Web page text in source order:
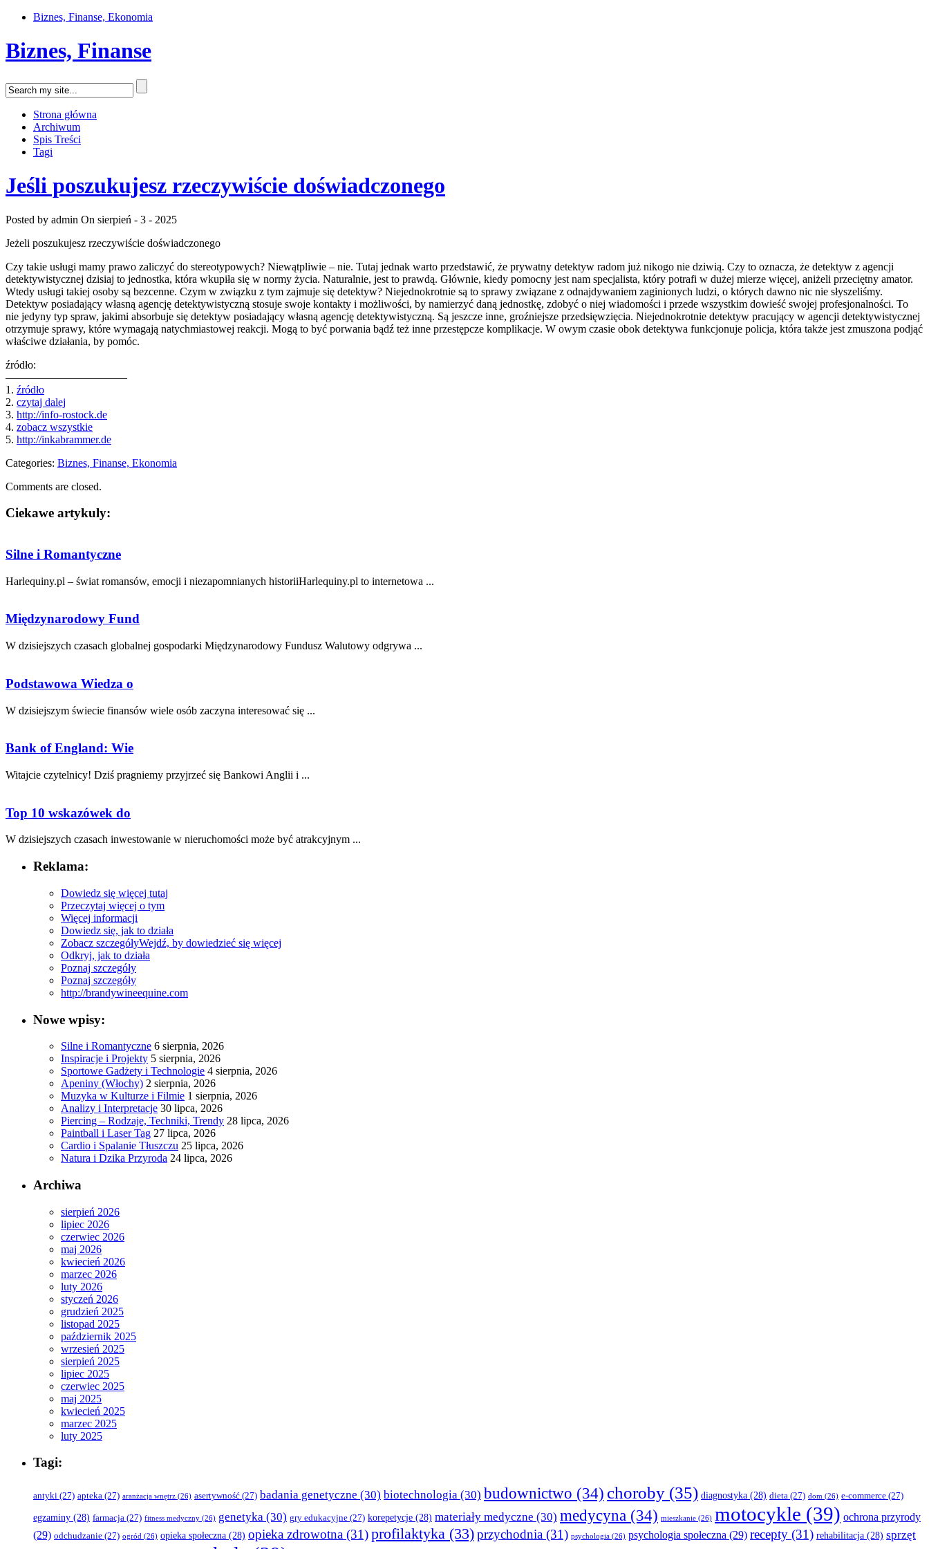
Biznes, Finanse, Ekonomia
Biznes, Finanse
Strona główna
Archiwum
Spis Treści
Tagi
Jeśli poszukujesz rzeczywiście doświadczonego
Posted by admin On sierpień - 3 - 2025
Jeżeli poszukujesz rzeczywiście doświadczonego
Czy takie usługi mamy prawo zaliczyć do stereotypowych? Niewątpliwie – nie. Tutaj jednak warto przedstawić, że prywatny detektyw radom już nikogo nie dziwią. Czy to oznacza, że detektyw z agencji
detektywistycznej dzisiaj to jednostka, która wkupiła się w normy życia. Naturalnie, jest to prawdą. Głównie, kiedy pomocny jest nam specjalista, który potrafi w dużej mierze więcej, aniżeli przeciętny amator.
Wtedy usługi takiej osoby są bezcenne. Czym w związku z tym zajmuje się detektyw? Niejednokrotnie są to sprawy związane z odnajdywaniem zaginionych ludzi, o których dawno nic nie słyszeliśmy.
Detektyw posiadający własną agencję detektywistyczną stosuje swoje kontakty i możliwości, by namierzyć daną jednostkę, zdobyć o niej wiadomości i przede wszystkim dowieść swojej profesjonalności. To
nie jedyny typ spraw, jakimi absorbuje się detektyw posiadający własną agencję detektywistyczną. Są jeszcze inne, groźniejsze przedsięwzięcia. Niejednokrotnie detektyw pracujący w agencji detektywistycznej
otrzymuje sprawy, które wymagają natychmiastowej reakcji. Mogą to być porwania bądź też inne przestępcze komplikacje. W owym czasie obok detektywa funkcjonuje policja, która także jest zmuszona podjąć
właściwe działania, by pomóc.
źródło:
———————————
1. źródło
2. czytaj dalej
3. http://info-rostock.de
4. zobacz wszystkie
5. http://inkabrammer.de
Categories: Biznes, Finanse, Ekonomia
Comments are closed.
Ciekawe artykuly:
Silne i Romantyczne
Harlequiny.pl – świat romansów, emocji i niezapomnianych historiiHarlequiny.pl to internetowa ...
Międzynarodowy Fund
W dzisiejszych czasach globalnej gospodarki Międzynarodowy Fundusz Walutowy odgrywa⁤ ...
Podstawowa Wiedza o
W dzisiejszym świecie finansów wiele osób zaczyna interesować się ...
Bank of England: Wie
Witajcie czytelnicy! Dziś pragniemy przyjrzeć ⁣się Bankowi Anglii i‍ ...
Top 10 wskazówek do
W dzisiejszych ‍czasach‍ inwestowanie w nieruchomości może być atrakcyjnym ...
Reklama:
Dowiedz się więcej tutaj
Przeczytaj więcej o tym
Więcej informacji
Dowiedz się, jak to działa
Zobacz szczegółyWejdź, by dowiedzieć się więcej
Odkryj, jak to działa
Poznaj szczegóły
Poznaj szczegóły
http://brandywineequine.com
Nowe wpisy:
Silne i Romantyczne 6 sierpnia, 2026
Inspiracje i Projekty 5 sierpnia, 2026
Sportowe Gadżety i Technologie 4 sierpnia, 2026
Apeniny (Włochy) 2 sierpnia, 2026
Muzyka w Kulturze i Filmie 1 sierpnia, 2026
Analizy i Interpretacje 30 lipca, 2026
Piercing – Rodzaje, Techniki, Trendy 28 lipca, 2026
Paintball i Laser Tag 27 lipca, 2026
Cardio i Spalanie Tłuszczu 25 lipca, 2026
Natura i Dzika Przyroda 24 lipca, 2026
Archiwa
sierpień 2026
lipiec 2026
czerwiec 2026
maj 2026
kwiecień 2026
marzec 2026
luty 2026
styczeń 2026
grudzień 2025
listopad 2025
październik 2025
wrzesień 2025
sierpień 2025
lipiec 2025
czerwiec 2025
maj 2025
kwiecień 2025
marzec 2025
luty 2025
Tagi:
antyki (27) apteka (27) aranżacja wnętrz (26) asertywność (27) badania genetyczne (30) biotechnologia (30) budownictwo (34) choroby (35) diagnostyka (28) dieta (27) dom (26) e-commerce (27)
egzaminy (28) farmacja (27) fitness medyczny (26) genetyka (30) gry edukacyjne (27) korepetycje (28) materiały medyczne (30) medycyna (34) mieszkanie (26) motocykle (39) ochrona przyrody
(29) odchudzanie (27) ogród (26) opieka społeczna (28) opieka zdrowotna (31)profilaktyka (33)przychodnia (31) psychologia (26) psychologia społeczna (29) recepty (31) rehabilitacja (28) sprzęt